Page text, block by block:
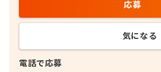
電話で応募
応募
気になる